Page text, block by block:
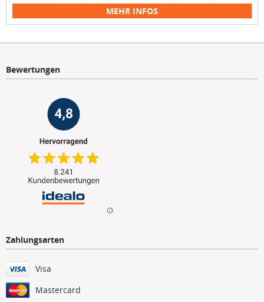
MEHR INFOS
Bewertungen
Zahlungsarten
Visa
Mastercard